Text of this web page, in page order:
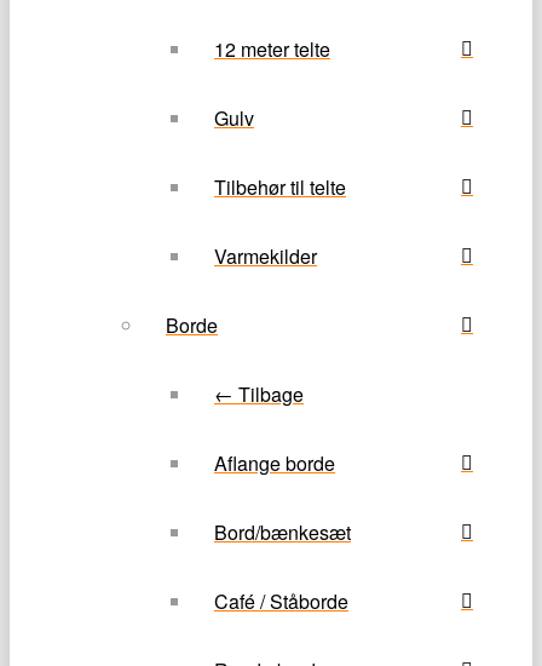
12 meter telte
Gulv
Tilbehør til telte
Varmekilder
Borde
← Tilbage
Aflange borde
Bord/bænkesæt
Café / Ståborde